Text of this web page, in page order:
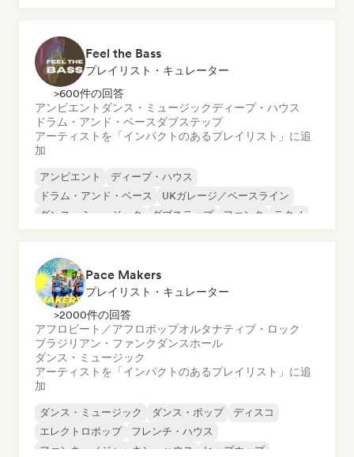
Feel the Bass
プレイリスト・キュレーター
>600件の回答
アンビエント ダンス・ミュージックディープ・ハウス
ドラム・アンド・ベース ダブステップ
アーティストを「インパクトのあるプレイリスト」に追
加
アンビエント
ディープ・ハウス
ドラム・アンド・ベース
UKガレージ／ベースライン
ダンス・ミュージック
ダブステップ ファンク テクノ
Pace Makers
プレイリスト・キュレーター
>2000件の回答
アフロビート／アフロポップオルタナティブ・ロック
ブラジリアン・ファンク ダンスホール
ダンス・ミュージック
アーティストを「インパクトのあるプレイリスト」に追
加
ダンス・ミュージック ダンス・ポップ
ディスコ
エレクトロポップ
フレンチ・ハウス
ファンキー／ジャッキン・ハウス
ヒップホップ